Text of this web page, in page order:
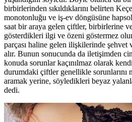
birbirlerinden sıkıldıklarını belirten
monotonluğu ve iş-ev döngüsüne
saat bir araya gelen çiftler, birbirlerine
gösterdikleri ilgi ve özeni göstermez
parçası haline gelen ilişkilerinde şehvet
alır. Bunun sonucunda da iletişimden
konuda sorunlar kaçınılmaz olarak
durumdaki çiftler genellikle sorunlarını
aramak yerine, söyledikleri beyaz
dedi.